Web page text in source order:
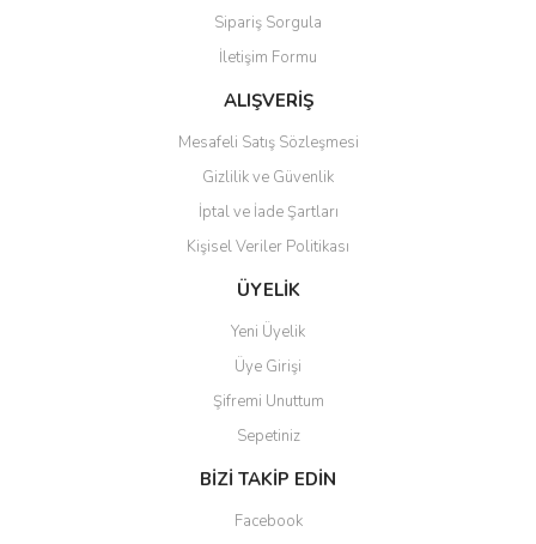
Ürün bilgilerinde hatalar bulunuyor.
Ürün fiyatı diğer sitelerden daha pahalı.
Bu ürüne benzer farklı alternatifler olmalı.
Gönder
Sipariş Sorgula
İletişim Formu
ALIŞVERİŞ
Mesafeli Satış Sözleşmesi
Gizlilik ve Güvenlik
İptal ve İade Şartları
Kişisel Veriler Politikası
ÜYELİK
Yeni Üyelik
Üye Girişi
Şifremi Unuttum
Sepetiniz
BİZİ TAKİP EDİN
Facebook